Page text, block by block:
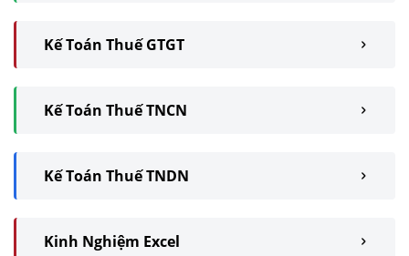
Kế Toán Thuế GTGT
Kế Toán Thuế TNCN
Kế Toán Thuế TNDN
Kinh Nghiệm Excel